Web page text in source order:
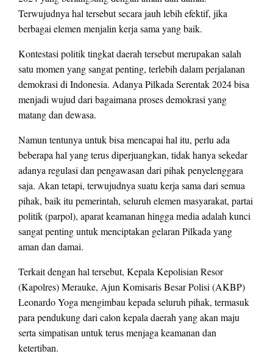
Terwujudnya hal tersebut secara jauh lebih efektif, jika
berbagai elemen menjalin kerja sama yang baik.
Kontestasi politik tingkat daerah tersebut merupakan salah
satu momen yang sangat penting, terlebih dalam perjalanan
demokrasi di Indonesia. Adanya Pilkada Serentak 2024 bisa
menjadi wujud dari bagaimana proses demokrasi yang
matang dan dewasa.
Namun tentunya untuk bisa mencapai hal itu, perlu ada
beberapa hal yang terus diperjuangkan, tidak hanya sekedar
adanya regulasi dan pengawasan dari pihak penyelenggara
saja. Akan tetapi, terwujudnya suatu kerja sama dari semua
pihak, baik itu pemerintah, seluruh elemen masyarakat, partai
politik (parpol), aparat keamanan hingga media adalah kunci
sangat penting untuk menciptakan gelaran Pilkada yang
aman dan damai.
Terkait dengan hal tersebut, Kepala Kepolisian Resor
(Kapolres) Merauke, Ajun Komisaris Besar Polisi (AKBP)
Leonardo Yoga mengimbau kepada seluruh pihak, termasuk
para pendukung dari calon kepala daerah yang akan maju
serta simpatisan untuk terus menjaga keamanan dan
ketertiban.